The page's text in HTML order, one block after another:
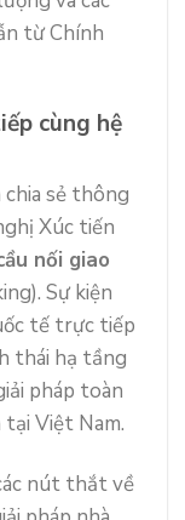
từ Chính
cùng hệ
sẻ thông
Xúc tiến
nối giao
Sự kiện
tế trực tiếp
thái hạ tầng
pháp toàn
Việt Nam.
nút thắt về